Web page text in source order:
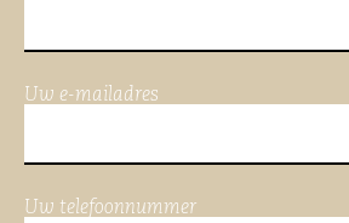
Uw e-mailadres
Uw telefoonnummer